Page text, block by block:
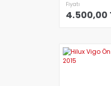
Fiyatı
4.500,00